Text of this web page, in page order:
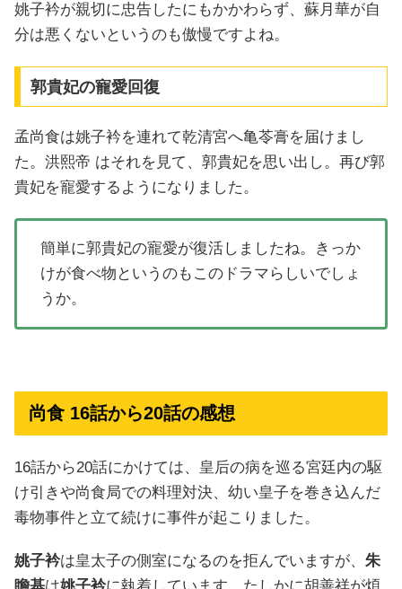
姚子衿が親切に忠告したにもかかわらず、蘇月華が自
分は悪くないというのも傲慢ですよね。
郭貴妃の寵愛回復
孟尚食は姚子衿を連れて乾清宮へ亀苓膏を届けまし
た。洪熙帝 はそれを見て、郭貴妃を思い出し。再び郭
貴妃を寵愛するようになりました。
簡単に郭貴妃の寵愛が復活しましたね。きっか
けが食べ物というのもこのドラマらしいでしょ
うか。
尚食 16話から20話の感想
16話から20話にかけては、皇后の病を巡る宮廷内の駆
け引きや尚食局での料理対決、幼い皇子を巻き込んだ
毒物事件と立て続けに事件が起こりました。
姚子衿は皇太子の側室になるのを拒んでいますが、 朱